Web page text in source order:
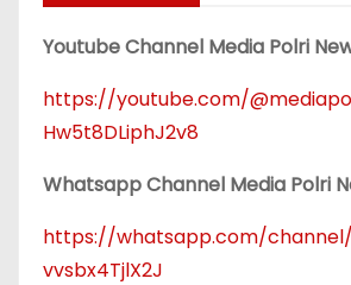
Youtube Channel Media Polri
https://youtube.com/
Hw5t8DLiphJ2v8
Whatsapp Channel Media Polri
https://whatsapp.com/channel/
vvsbx4TjlX2J